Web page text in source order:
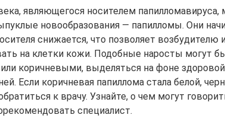
являющегося носителем
новообразования — папилломы. Они
снижается, что позволяет возбудителю
на клетки кожи. Подобные наросты могут
коричневыми, выделяться на фоне
Если коричневая папиллома стала белой,
к врачу. Узнайте, о чем могут
специалист.